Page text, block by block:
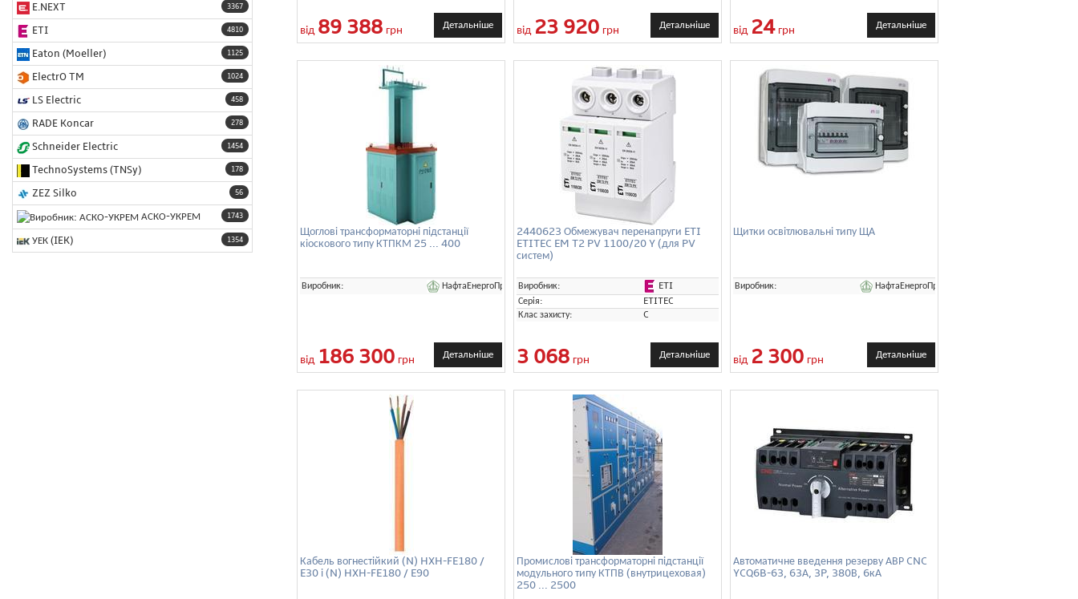
3367
E.NEXT
4810
ETI
1125
Eaton (Moeller)
1024
ElectrO TM
458
LS Electric
278
RADE Koncar
1454
Schneider Electric
178
TechnoSystems (TNSy)
56
ZEZ Silko
1743
АСКО-УКРЕМ
1354
УЕК (IEK)
від 89 388 грн Детальніше від 23 920 грн Детальніше від 24грн Детальніше
Щоглові трансформаторні підстанції
кіоскового типу КТПКМ 25 ... 400
Виробник: НафтаЕнергоПром
від 186 300 грн Детальніше
2440623 Обмежувач перенапруги ETI
ETITEC EM T2 PV 1100/20 Y (для PV
систем)
Виробник:
ETI
Серія:
ETITEC
Клас захисту:
C
3 068 грн Детальніше
Щитки освітлювальні типу ЩА
Виробник: НафтаЕнергоПром
від 2 300 грн Детальніше
Кабель вогнестійкий (N) HXH-FE180 /
E30 і (N) HXH-FE180 / E90
Промислові трансформаторні підстанції
модульного типу КТПВ (внутрицеховая)
250 ... 2500
Автоматичне введення резерву АВР CNC
YCQ6B-63, 63А, 3P, 380В, 6кА